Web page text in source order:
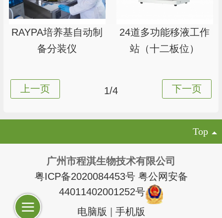
RAYPA培养基自动制
备分装仪
24道多功能移液工作
站（十二板位）
1/4
Top
广州市程淇生物技术有限公司
粤ICP备2020084453号 粤公网安备
44011402001252号
电脑版
手机版